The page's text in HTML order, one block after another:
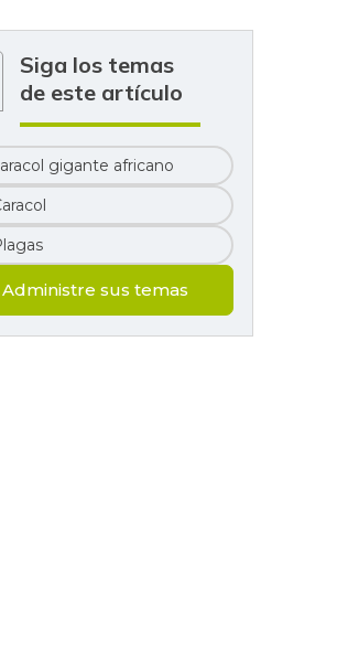
Siga los temas
de este artículo
gigante africano
Administre sus temas